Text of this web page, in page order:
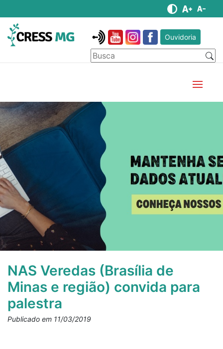
Ouvidoria
NAS Veredas (Brasília de
Minas e região) convida para
palestra
Publicado em 11/03/2019